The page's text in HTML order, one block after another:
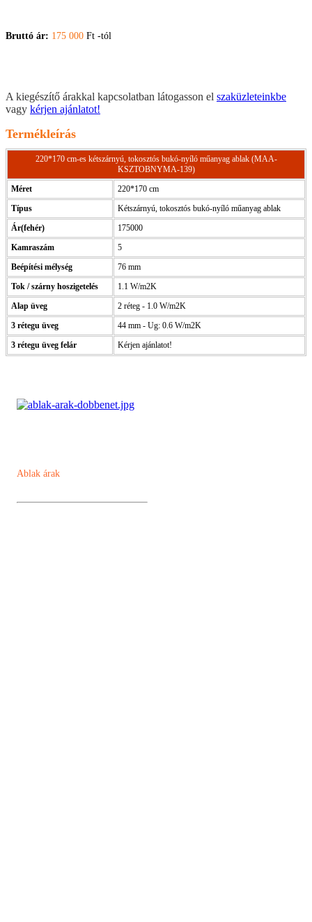
Bruttó ár: 175 000 Ft -tól
A kiegészítő árakkal kapcsolatban látogasson el szaküzleteinkbe
vagy kérjen ajánlatot!
Termékleírás
220*170 cm-es kétszárnyú, tokosztós bukó-nyíló műanyag ablak (MAA-
KSZTOBNYMA-139)
Méret
220*170 cm
Típus
Kétszárnyú, tokosztós bukó-nyíló műanyag ablak
Ár(fehér)
175000
Kamraszám
5
Beépítési mélység
76 mm
Tok / szárny hoszigetelés
1.1 W/m2K
Alap üveg
2 réteg - 1.0 W/m2K
3 rétegu üveg
44 mm - Ug: 0.6 W/m2K
3 rétegu üveg felár
Kérjen ajánlatot!
Ablak árak